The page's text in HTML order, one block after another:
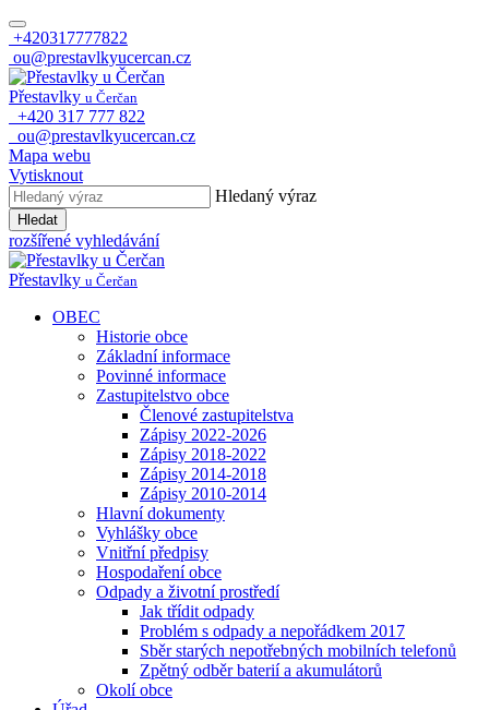
+420317777822
ou@prestavlkyucercan.cz
Přestavlky u Čerčan
+420 317 777 822
ou@prestavlkyucercan.cz
Mapa webu
Vytisknout
Hledaný výraz
Hledat
rozšířené vyhledávání
Přestavlky u Čerčan
OBEC
Historie obce
Základní informace
Povinné informace
Zastupitelstvo obce
Členové zastupitelstva
Zápisy 2022-2026
Zápisy 2018-2022
Zápisy 2014-2018
Zápisy 2010-2014
Hlavní dokumenty
Vyhlášky obce
Vnitřní předpisy
Hospodaření obce
Odpady a životní prostředí
Jak třídit odpady
Problém s odpady a nepořádkem 2017
Sběr starých nepotřebných mobilních telefonů
Zpětný odběr baterií a akumulátorů
Okolí obce